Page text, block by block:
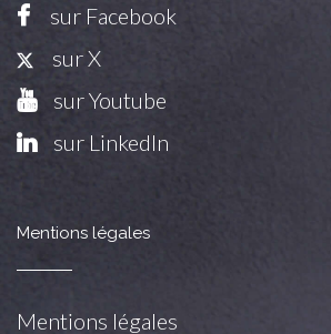
sur Facebook
sur X
sur Youtube
sur LinkedIn
Mentions légales
Mentions légales